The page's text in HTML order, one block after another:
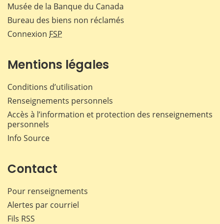
Musée de la Banque du Canada
Bureau des biens non réclamés
Connexion FSP
Mentions légales
Conditions d’utilisation
Renseignements personnels
Accès à l’information et protection des renseignements
personnels
Info Source
Contact
Pour renseignements
Alertes par courriel
Fils RSS